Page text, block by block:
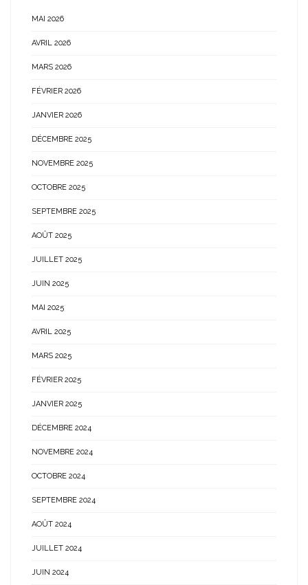
MAI 2026
AVRIL 2026
MARS 2026
FÉVRIER 2026
JANVIER 2026
DÉCEMBRE 2025
NOVEMBRE 2025
OCTOBRE 2025
SEPTEMBRE 2025
AOÛT 2025
JUILLET 2025
JUIN 2025
MAI 2025
AVRIL 2025
MARS 2025
FÉVRIER 2025
JANVIER 2025
DÉCEMBRE 2024
NOVEMBRE 2024
OCTOBRE 2024
SEPTEMBRE 2024
AOÛT 2024
JUILLET 2024
JUIN 2024